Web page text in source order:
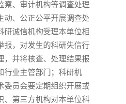
察、审计机构等调查处理
动、公正公平开展调查处
研诚信机构受理本单位相
报，对发生的科研失信行
，并将核查、处理结果报
行业主管部门；科研机
委员会要定期组织开展或
、第三方机构对本单位科